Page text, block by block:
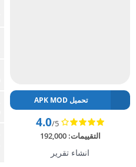
تحميل APK MOD
4.0/5
التقييمات:192,000
انشاء تقرير